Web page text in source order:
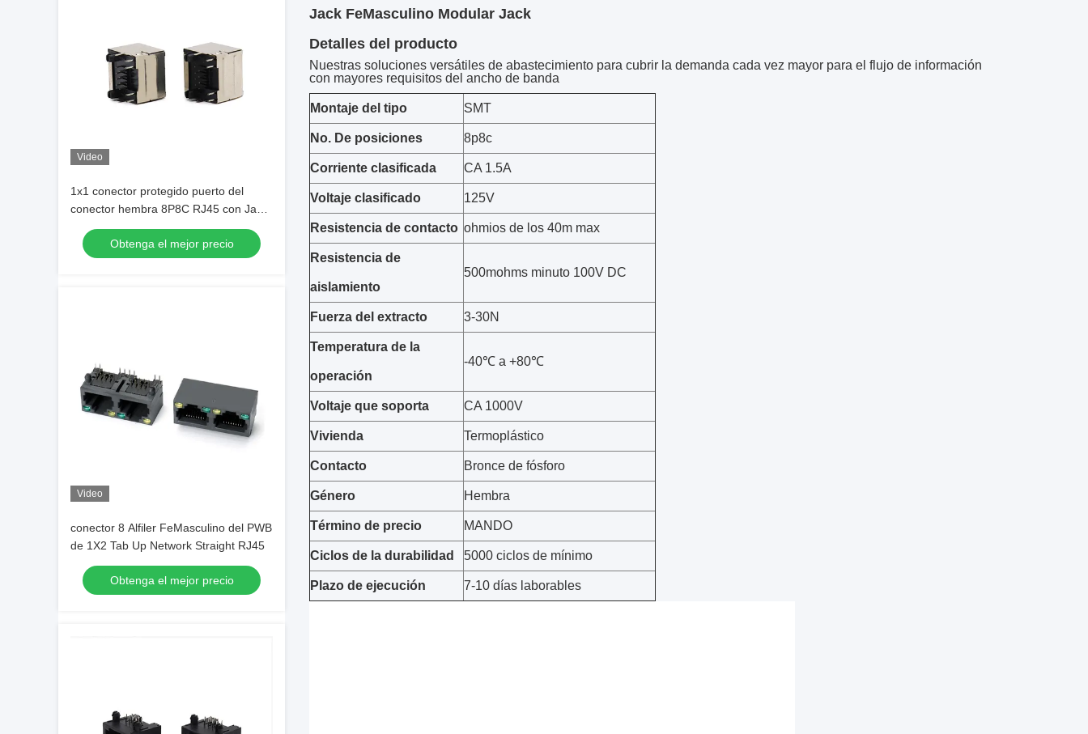
Video
1x1 conector protegido puerto del
conector hembra 8P8C RJ45 con Jack
modular llevado
Obtenga el mejor precio
Video
conector 8 Alfiler FeMasculino del PWB
de 1X2 Tab Up Network Straight RJ45
Obtenga el mejor precio
Jack FeMasculino Modular Jack
Detalles del producto
Nuestras soluciones versátiles de abastecimiento para cubrir la demanda cada vez mayor para el flujo de información
con mayores requisitos del ancho de banda
Montaje del tipo SMT
No. De posiciones 8p8c
Corriente clasificada CA 1.5A
Voltaje clasificado 125V
Resistencia de contacto ohmios de los 40m max
Resistencia de
aislamiento
500mohms minuto 100V DC
Fuerza del extracto 3-30N
Temperatura de la
operación
-40℃ a +80℃
Voltaje que soporta CA 1000V
Vivienda Termoplástico
Contacto Bronce de fósforo
Género Hembra
Término de precio MANDO
Ciclos de la durabilidad 5000 ciclos de mínimo
Plazo de ejecución 7-10 días laborables